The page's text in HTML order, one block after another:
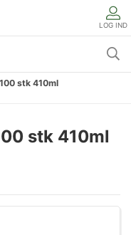
LOG IND
stk 410ml
stk 410ml